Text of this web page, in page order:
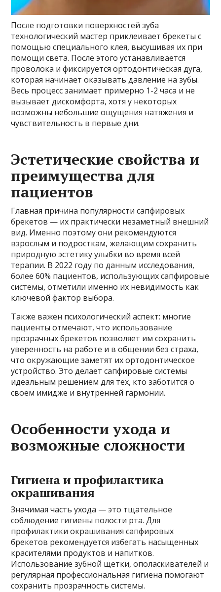
После подготовки поверхностей зуба
технологический мастер приклеивает брекеты с
помощью специального клея, высушивая их при
помощи света. После этого устанавливается
проволока и фиксируется ортодонтическая дуга,
которая начинает оказывать давление на зубы.
Весь процесс занимает примерно 1-2 часа и не
вызывает дискомфорта, хотя у некоторых
возможны небольшие ощущения натяжения и
чувствительность в первые дни.
Эстетические свойства и
преимущества для
пациентов
Главная причина популярности сапфировых
брекетов — их практически незаметный внешний
вид. Именно поэтому они рекомендуются
взрослым и подросткам, желающим сохранить
природную эстетику улыбки во время всей
терапии. В 2022 году по данным исследования,
более 60% пациентов, использующих сапфировые
системы, отметили именно их невидимость как
ключевой фактор выбора.
Также важен психологический аспект: многие
пациенты отмечают, что использование
прозрачных брекетов позволяет им сохранить
уверенность на работе и в общении без страха,
что окружающие заметят их ортодонтическое
устройство. Это делает сапфировые системы
идеальным решением для тех, кто заботится о
своем имидже и внутренней гармонии.
Особенности ухода и
возможные сложности
Гигиена и профилактика
окрашивания
Значимая часть ухода — это тщательное
соблюдение гигиены полости рта. Для
профилактики окрашивания сапфировых
брекетов рекомендуется избегать насыщенных
красителями продуктов и напитков.
Использование зубной щетки, ополаскивателей и
регулярная профессиональная гигиена помогают
сохранить прозрачность системы.